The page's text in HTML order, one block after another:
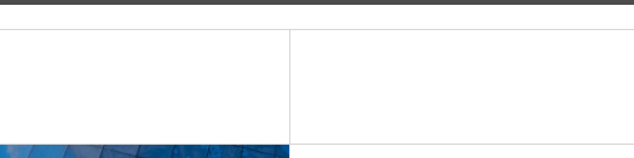
Светлогорск,